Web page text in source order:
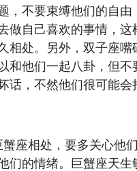
，不要束缚他们的自由
做自己喜欢的事情，这
相处。另外，双子座嘴
和他们一起八卦，但不
话，不然他们很可能会
相处，要多关心他们
们的情绪。巨蟹座天生